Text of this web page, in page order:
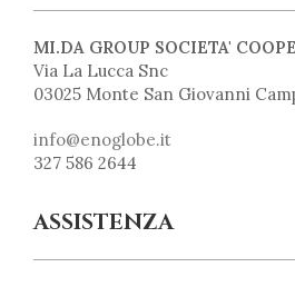
MI.DA GROUP SOCIETA'
Via La Lucca Snc
03025 Monte San Giovanni
info@enoglobe.it
327 586 2644
ASSISTENZA